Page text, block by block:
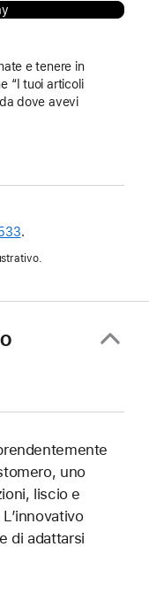
e tenere in
“I tuoi articoli
dove avevi
.
uno
liscio e
di adattarsi